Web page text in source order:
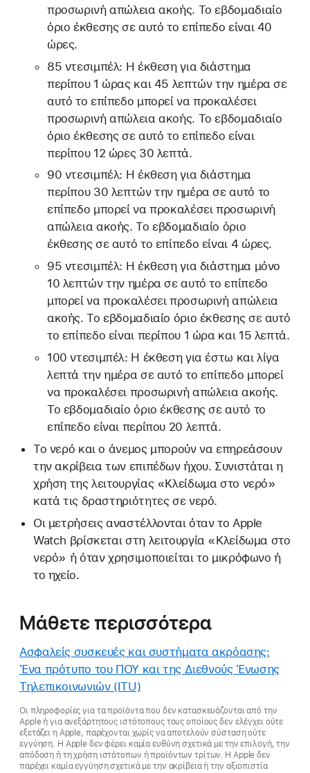
προσωρινή απώλεια ακοής. Το εβδομαδιαίο
όριο έκθεσης σε αυτό το επίπεδο είναι 40
ώρες.
85 ντεσιμπέλ: Η έκθεση για διάστημα
περίπου 1 ώρας και 45 λεπτών την ημέρα σε
αυτό το επίπεδο μπορεί να προκαλέσει
προσωρινή απώλεια ακοής. Το εβδομαδιαίο
όριο έκθεσης σε αυτό το επίπεδο είναι
περίπου 12 ώρες 30 λεπτά.
90 ντεσιμπέλ: Η έκθεση για διάστημα
περίπου 30 λεπτών την ημέρα σε αυτό το
επίπεδο μπορεί να προκαλέσει προσωρινή
απώλεια ακοής. Το εβδομαδιαίο όριο
έκθεσης σε αυτό το επίπεδο είναι 4 ώρες.
95 ντεσιμπέλ: Η έκθεση για διάστημα μόνο
10 λεπτών την ημέρα σε αυτό το επίπεδο
μπορεί να προκαλέσει προσωρινή απώλεια
ακοής. Το εβδομαδιαίο όριο έκθεσης σε αυτό
το επίπεδο είναι περίπου 1 ώρα και 15 λεπτά.
100 ντεσιμπέλ: Η έκθεση για έστω και λίγα
λεπτά την ημέρα σε αυτό το επίπεδο μπορεί
να προκαλέσει προσωρινή απώλεια ακοής.
Το εβδομαδιαίο όριο έκθεσης σε αυτό το
επίπεδο είναι περίπου 20 λεπτά.
Το νερό και ο άνεμος μπορούν να επηρεάσουν
την ακρίβεια των επιπέδων ήχου. Συνιστάται η
χρήση της λειτουργίας «Κλείδωμα στο νερό»
κατά τις δραστηριότητες σε νερό.
Οι μετρήσεις αναστέλλονται όταν το Apple
Watch βρίσκεται στη λειτουργία «Κλείδωμα στο
νερό» ή όταν χρησιμοποιείται το μικρόφωνο ή
το ηχείο.
Μάθετε περισσότερα
Ασφαλείς συσκευές και συστήματα ακρόασης:
Ένα πρότυπο του ΠΟΥ και της Διεθνούς Ένωσης
Τηλεπικοινωνιών (ITU)
Οι πληροφορίες για τα προϊόντα που δεν κατασκευάζονται από την
Apple ή για ανεξάρτητους ιστότοπους τους οποίους δεν ελέγχει ούτε
εξετάζει η Apple, παρέχονται χωρίς να αποτελούν σύσταση ούτε
εγγύηση. Η Apple δεν φέρει καμία ευθύνη σχετικά με την επιλογή, την
απόδοση ή τη χρήση ιστότοπων ή προϊόντων τρίτων. Η Apple δεν
παρέχει καμία εγγύηση σχετικά με την ακρίβεια ή την αξιοπιστία